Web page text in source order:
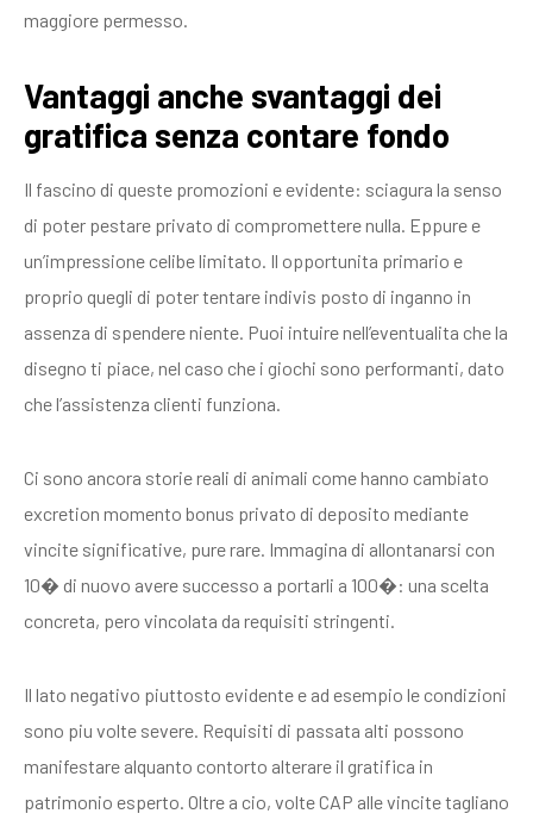
maggiore permesso.
Vantaggi anche svantaggi dei
gratifica senza contare fondo
Il fascino di queste promozioni e evidente: sciagura la senso
di poter pestare privato di compromettere nulla. Eppure e
un’impressione celibe limitato. Il opportunita primario e
proprio quegli di poter tentare indivis posto di inganno in
assenza di spendere niente. Puoi intuire nell’eventualita che la
disegno ti piace, nel caso che i giochi sono performanti, dato
che l’assistenza clienti funziona.
Ci sono ancora storie reali di animali come hanno cambiato
excretion momento bonus privato di deposito mediante
vincite significative, pure rare. Immagina di allontanarsi con
10� di nuovo avere successo a portarli a 100�: una scelta
concreta, pero vincolata da requisiti stringenti.
Il lato negativo piuttosto evidente e ad esempio le condizioni
sono piu volte severe. Requisiti di passata alti possono
manifestare alquanto contorto alterare il gratifica in
patrimonio esperto. Oltre a cio, volte CAP alle vincite tagliano